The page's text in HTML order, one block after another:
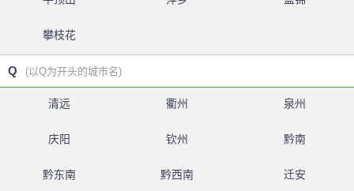
攀枝花
Q (以Q为开头的城市名)
清远 衢州 泉州
庆阳 钦州 黔南
黔东南 黔西南 迁安